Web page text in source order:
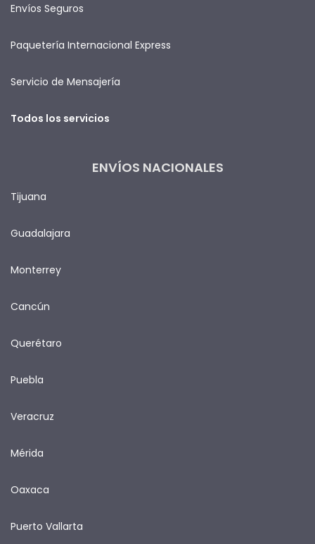
Envíos Seguros
Paquetería Internacional Express
Servicio de Mensajería
Todos los servicios
ENVÍOS NACIONALES
Tijuana
Guadalajara
Monterrey
Cancún
Querétaro
Puebla
Veracruz
Mérida
Oaxaca
Puerto Vallarta